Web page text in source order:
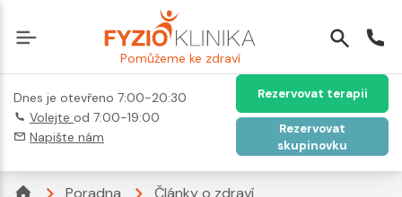
Pomůžeme ke zdraví
Dnes je otevřeno 7:00-20:30
Volejte od 7:00-19:00
Napište nám
Rezervovat terapii
Rezervovat
skupinovku
Poradna
Články o zdraví